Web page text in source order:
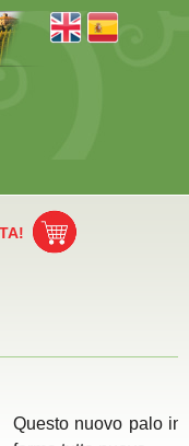
Questo nuovo palo